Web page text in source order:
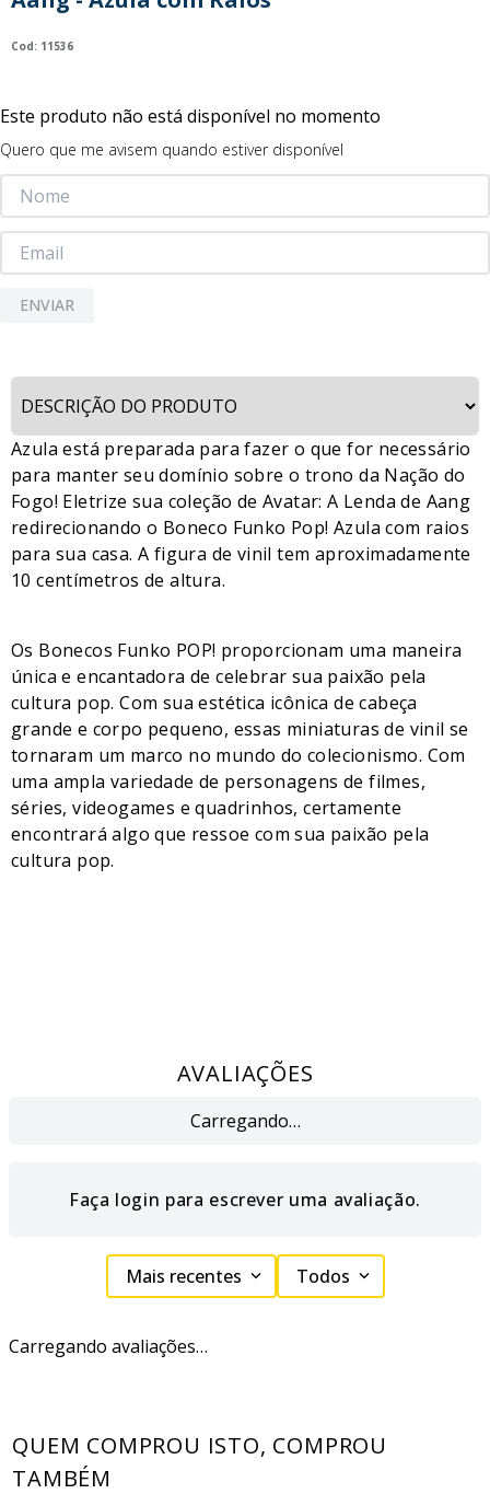
: 11536
Este produto não está disponível no momento
Quero que me avisem quando estiver disponível
ENVIAR
Azula está preparada para fazer o que for necessário
para manter seu domínio sobre o trono da Nação do
Fogo! Eletrize sua coleção de Avatar: A Lenda de Aang
redirecionando o Boneco Funko Pop! Azula com raios
para sua casa. A figura de vinil tem aproximadamente
10 centímetros de altura.
Os Bonecos Funko POP! proporcionam uma maneira
única e encantadora de celebrar sua paixão pela
cultura pop. Com sua estética icônica de cabeça
grande e corpo pequeno, essas miniaturas de vinil se
tornaram um marco no mundo do colecionismo. Com
uma ampla variedade de personagens de filmes,
séries, videogames e quadrinhos, certamente
encontrará algo que ressoe com sua paixão pela
cultura pop.
AVALIAÇÕES
Carregando…
Faça login para escrever uma avaliação.
Mais recentes Todos
Carregando avaliações…
QUEM COMPROU ISTO, COMPROU
TAMBÉM